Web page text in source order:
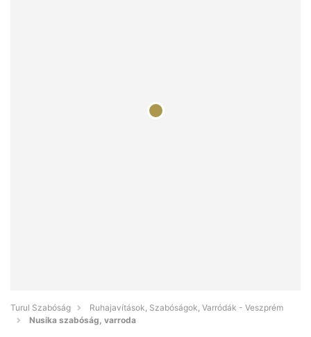
Turul Szabóság
Ruhajavítások, Szabóságok, Varródák - Veszprém
Nusika szabóság, varroda